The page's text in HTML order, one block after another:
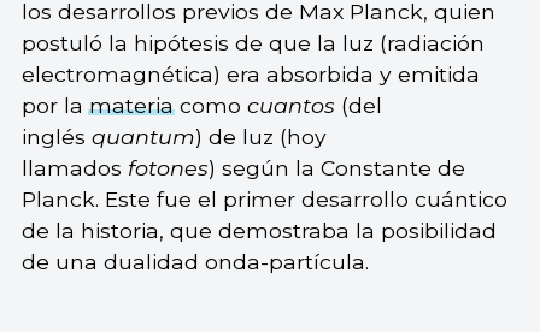
los desarrollos previos de Max Planck, quien
postuló la hipótesis de que la luz (radiación
electromagnética) era absorbida y emitida
por lamateriacomo cuantos (del
inglés quantum) de luz (hoy
llamados fotones) según la Constante de
Planck. Este fue el primer desarrollo cuántico
de la historia, que demostraba la posibilidad
de una dualidad onda-partícula.